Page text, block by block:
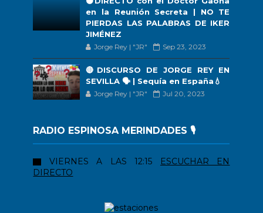
en la Reunión Secreta | NO TE
PIERDAS LAS PALABRAS DE IKER
JIMÉNEZ
Jorge Rey | "JR" Sep 23, 2023
🔴DISCURSO DE JORGE REY EN
SEVILLA 🗣 | Sequía en España💧
Jorge Rey | "JR" Jul 20, 2023
RADIO ESPINOSA MERINDADES 🎙️
VIERNES A LAS 12:15
ESCUCHAR EN
DIRECTO